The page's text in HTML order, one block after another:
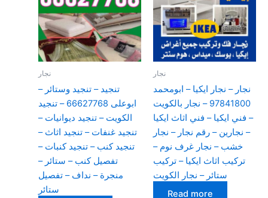
نجار
تنجيد – تنجيد وستائر –
ابوعلى 66627768 – تنجيد
الكويت – تنجيد ديوانيات –
تنجيد غنفات – تنجيد اثاث –
تنجيد كنب – تنجيد كنبات –
تفصيل كنب – ستائر –
منجرة – نداف – تفصيل
ستائر
نجار
نجار – نجار ايكيا – ابومحمد
97841800 – نجار بالكويت
– فني ايكيا – فني اثاث ايكيا
– نجارين – رقم نجار – نجار
خشب – نجار غرف نوم –
تركيب اثاث ايكيا – تركيب
ستائر – نجار الكويت
Read more